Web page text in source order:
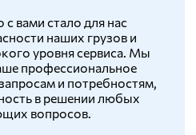
вами стало для нас
наших грузов и
уровня сервиса. Мы
профессиональное
и потребностям,
в решении любых
вопросов.